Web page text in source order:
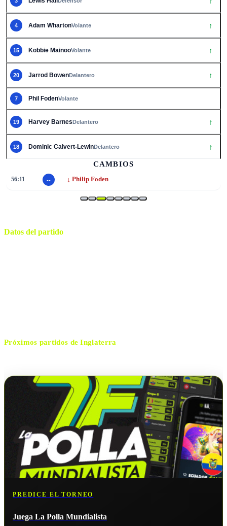
4 Adam WhartonVolante ↑
15 Kobbie MainooVolante ↑
20 Jarrod BowenDelantero ↑
7 Phil FodenVolante
19 Harvey BarnesDelantero ↑
18 Dominic Calvert-LewinDelantero ↑
CAMBIOS
56:11 -- ↓ Philip Foden
Datos del partido
Próximos partidos deInglaterra
PREDICE EL TORNEO
Juega La Polla Mundialista